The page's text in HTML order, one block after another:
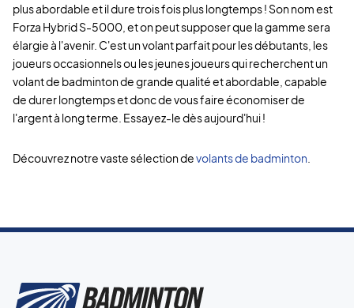
plus abordable et il dure trois fois plus longtemps ! Son nom est
Forza Hybrid S-5000, et on peut supposer que la gamme sera
élargie à l'avenir. C'est un volant parfait pour les débutants, les
joueurs occasionnels ou les jeunes joueurs qui recherchent un
volant de badminton de grande qualité et abordable, capable
de durer longtemps et donc de vous faire économiser de
l'argent à long terme. Essayez-le dès aujourd'hui !
Découvrez notre vaste sélection devolants de badminton